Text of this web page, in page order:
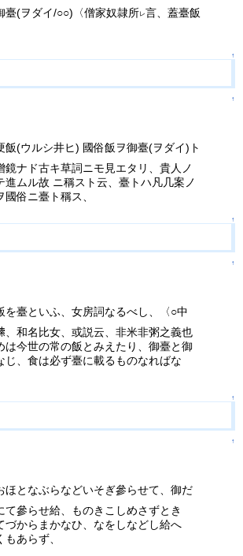
臺(ヲダイ/○○)〈僧家奴隷所レ言、蓋臺飯
↑
↑
飯(ウルシ井ヒ) 國俗飯ヲ御臺(ヲダイ)ト
鏡ナド古キ草詞ニモ見エタリ、貴人ノ
進ムル故 ニ稱スト云、臺トハ凡几案ノ
俗ニ臺ト稱ス、
↑
↑
を臺といふ、女房詞なるべし、〈○中
、和名比女、或説云、非米非粥之義也
は今世の常の飯とみえたり、御臺と御
じ、食は必ず臺に載るものなればな
↑
↑
ほとなぶらなどいそぎ參らせて、御だ
て參らせ給、ものきこしめさずときゝ
づからまかなひ、なをしなどし給へ
あらず、